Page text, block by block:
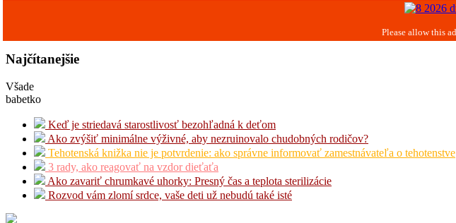
Najčítanejšie
Všade
babetko
Keď je striedavá starostlivosť bezohľadná k deťom
Ako zvýšiť minimálne výživné, aby nezruinovalo chudobných rodičov?
Tehotenská knižka nie je potvrdenie: ako správne informovať zamestnávateľa o tehotenstve
3 rady, ako reagovať na vzdor dieťaťa
Ako zavariť chrumkavé uhorky: Presný čas a teplota sterilizácie
Rozvod vám zlomí srdce, vaše deti už nebudú také isté